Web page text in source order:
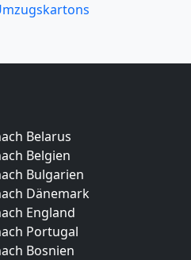
Belarus
Belgien
Bulgarien
Dänemark
England
Portugal
Bosnien